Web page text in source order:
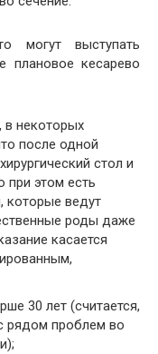
могут выступать
плановое кесарево
в некоторых
после одной
стол и
при этом есть
которые ведут
роды даже
касается
30 лет (считается,
рядом проблем во